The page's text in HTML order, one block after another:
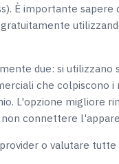
È importante
due: si
che colpiscono i
L'opzione migliore
non connettere
o valutare